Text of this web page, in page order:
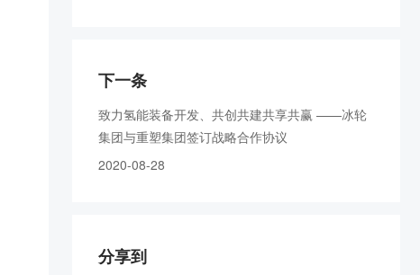
下一条
致力氢能装备开发、共创共建共享共赢 ——冰轮
集团与重塑集团签订战略合作协议
2020-08-28
分享到